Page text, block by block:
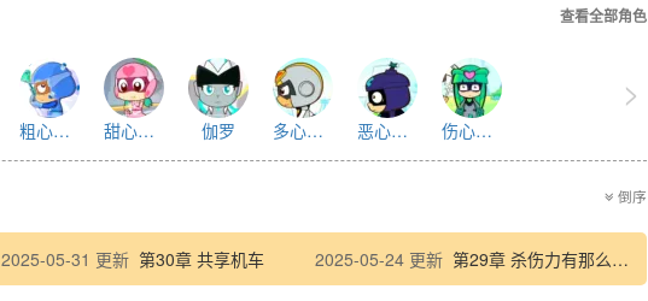
恰似故人逢：？—？【未开启】
浮云游子意：？—？【未开启】｛完结｝
一一
持笔时间：2024年2月16日
完结时间：？？？
一见钟情bug✔️
谜语人性格✔️
白切黑 ✔️
查看全部角色
粗心超人 甜心超人 伽罗 多心超人 恶心超人 伤心超人
>
倒序
2025-05-31 更新 第30章 共享机车 2025-05-24 更新 第29章 杀伤力有那么大？